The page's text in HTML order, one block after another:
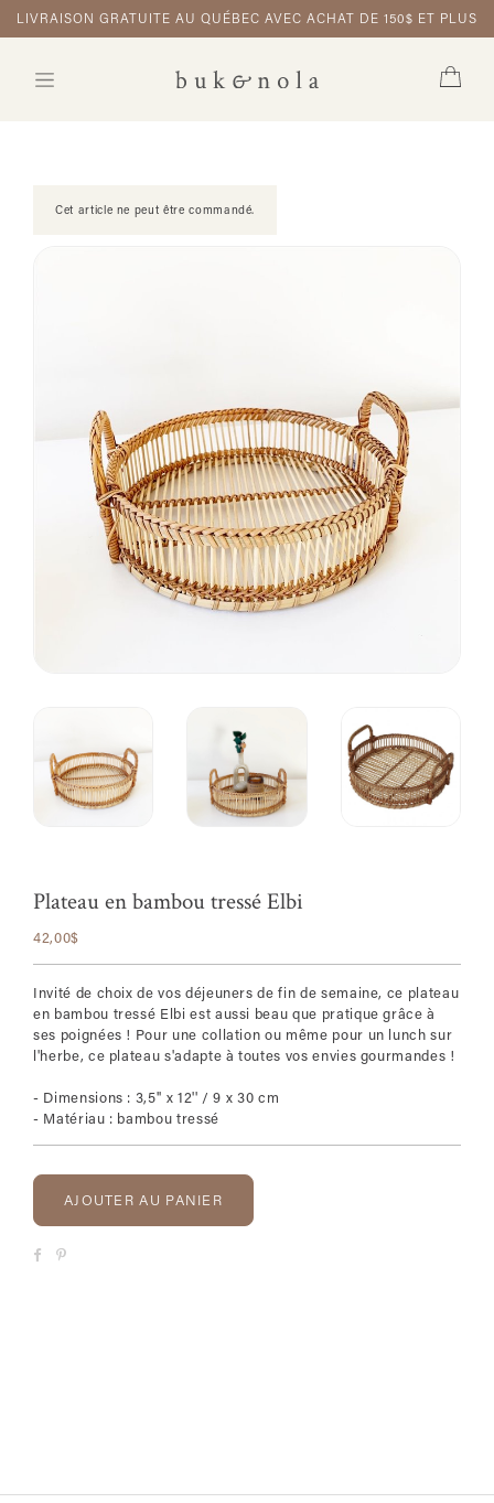
LIVRAISON GRATUITE AU QUÉBEC AVEC ACHAT DE 150$ ET PLUS
Cet article ne peut être commandé.
Plateau en bambou tressé Elbi
42,00$
Invité de choix de vos déjeuners de fin de semaine, ce plateau
en bambou tressé Elbi est aussi beau que pratique grâce à
ses poignées ! Pour une collation ou même pour un lunch sur
l'herbe, ce plateau s'adapte à toutes vos envies gourmandes !
- Dimensions : 3,5'' x 12'' / 9 x 30 cm
- Matériau : bambou tressé
AJOUTER AU PANIER